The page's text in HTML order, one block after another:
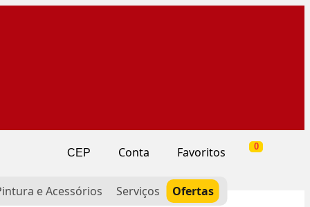
CEP Conta Favoritos 0
e Acessórios Serviços
Ofertas